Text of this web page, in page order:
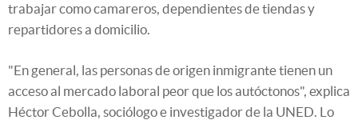
trabajar como camareros, dependientes de tiendas y
repartidores a domicilio.
"En general, las personas de origen inmigrante tienen un
acceso al mercado laboral peor que los autóctonos", explica
Héctor Cebolla, sociólogo e investigador de la UNED. Lo